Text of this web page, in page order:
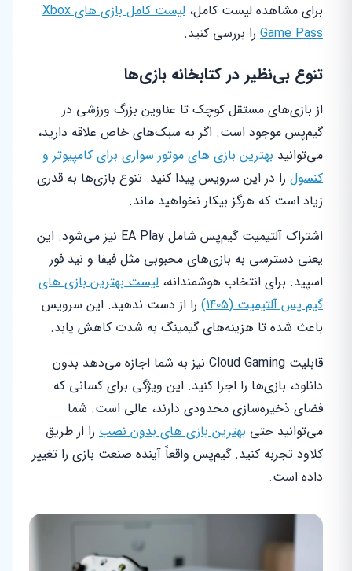
برای مشاهده لیست کامل،
لیست کامل بازی های Xbox
Game Pass را بررسی کنید.
تنوع بی‌نظیر در کتابخانه بازی‌ها
از بازی‌های مستقل کوچک تا عناوین بزرگ ورزشی در
گیم‌پس موجود است. اگر به سبک‌های خاص علاقه دارید،
می‌توانید بهترین بازی های موتور سواری برای کامپیوتر و
کنسول را در این سرویس پیدا کنید. تنوع بازی‌ها به قدری
زیاد است که هرگز بیکار نخواهید ماند.
اشتراک آلتیمیت گیم‌پس شامل EA Play نیز می‌شود. این
یعنی دسترسی به بازی‌های محبوبی مثل فیفا و نید فور
اسپید. برای انتخاب هوشمندانه، لیست بهترین بازی های
گیم پس آلتیمیت (۱۴۰۵)
را از دست ندهید. این سرویس
باعث شده تا هزینه‌های گیمینگ به شدت کاهش یابد.
قابلیت Cloud Gaming نیز به شما اجازه می‌دهد بدون
دانلود، بازی‌ها را اجرا کنید. این ویژگی برای کسانی که
فضای ذخیره‌سازی محدودی دارند، عالی است. شما
می‌توانید حتی بهترین بازی های بدون نصب را از طریق
کلاود تجربه کنید. گیم‌پس واقعاً آینده صنعت بازی را تغییر
داده است.